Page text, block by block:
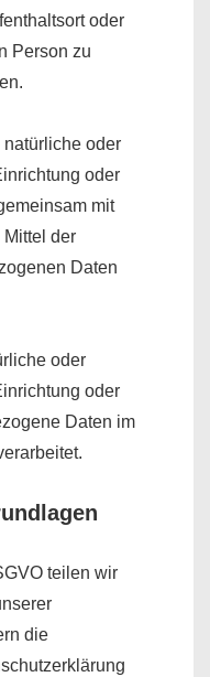
oder
Person zu
natürliche oder
oder
mit
der
Daten
oder
oder
Daten im
teilen wir
die